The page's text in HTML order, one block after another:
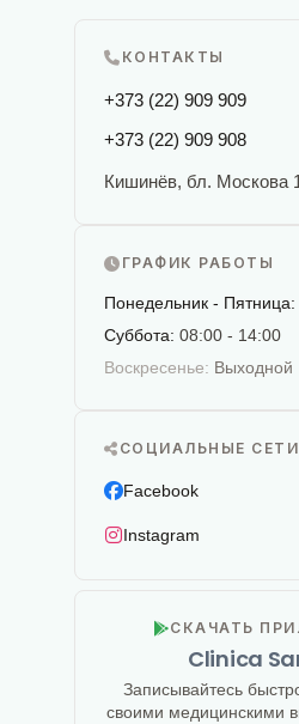
КОНТАКТЫ
+373 (22) 909 909
+373 (22) 909 908
Кишинёв, бл. Москова
ГРАФИК РАБОТЫ
Понедельник - Пятница:
Суббота: 08:00 - 14:00
Воскресенье: Выходной
СОЦИАЛЬНЫЕ СЕТИ
Facebook
Instagram
СКАЧАТЬ
Clinica
Записывайтесь
своими медицинскими